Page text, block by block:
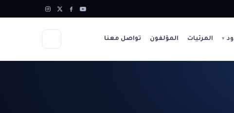
المرئيات المؤلفون تواصل معنا